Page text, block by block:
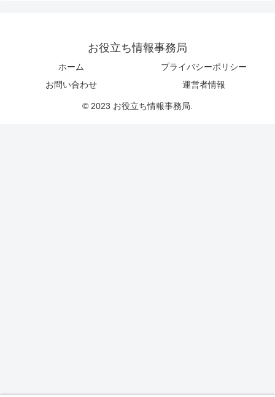
お役立ち情報事務局
ホーム
プライバシーポリシー
お問い合わせ
運営者情報
© 2023 お役立ち情報事務局.